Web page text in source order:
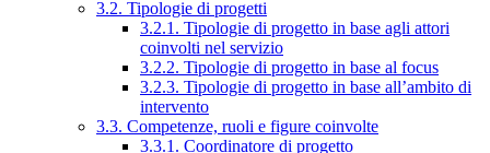
3.2. Tipologie di progetti
3.2.1. Tipologie di progetto in base agli attori
coinvolti nel servizio
3.2.2. Tipologie di progetto in base al focus
3.2.3. Tipologie di progetto in base all’ambito di
intervento
3.3. Competenze, ruoli e figure coinvolte
3.3.1. Coordinatore di progetto